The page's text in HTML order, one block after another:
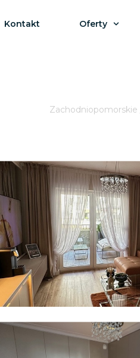
Kontakt Oferty
Zachodniopomorskie